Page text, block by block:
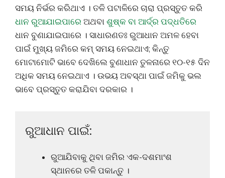
ସମୟ ନିର୍ଭର କରିଥାଏ । ତଳି ପଟାଳିରେ ଚାରା ପ୍ରସ୍ତୁତ କରି
ଧାନ ରୁଆଯାଇପାରେ ଅଥବା ଶୁଷ୍କ ବା ଆର୍ଦ୍ର ପଦ୍ଧତିରେ
ଧାନ ବୁଣାଯାଇପାରେ । ସାଧାରଣତଃ ରୁଆଧାନ ଅମଳ ହେବା
ପାଇଁ ମୁଖ୍ୟ ଜମିରେ କମ୍ ସମୟ ନେଇଥାଏ; କିନ୍ତୁ
ମୋଟାମୋଟି ଭାବେ ଦେଖିଲେ ବୁଣାଧାନ ତୁଳନାରେ ୧୦-୧୫ ଦିନ
ଅଧିକ ସମୟ ନେଇଥାଏ । ଉଭୟ ଅବସ୍ଥା ପାଇଁ ଜମିକୁ ଭଲ
ଭାବେ ପ୍ରସ୍ତୁତ କରାଯିବା ଦରକାର ।
ରୁଆଧାନ ପାଇଁ:
ରୁଆଯିବାକୁ ଥିବା ଜମିର ଏକ-ଦଶମାଂଶ
ସ୍ଥାନରେ ତଳି ପକାନ୍ତୁ ।